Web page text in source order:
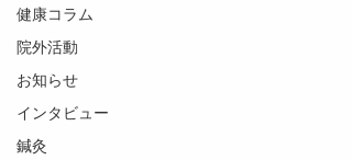
健康コラム
院外活動
お知らせ
インタビュー
鍼灸